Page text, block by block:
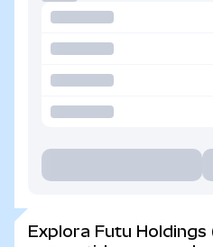
Explora Futu Holdings